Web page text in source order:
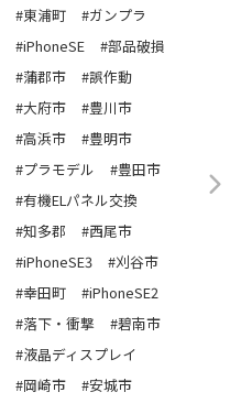
#東浦町
#ガンプラ
#iPhoneSE
#部品破損
#蒲郡市
#誤作動
#大府市
#豊川市
#高浜市
#豊明市
#プラモデル
#豊田市
#有機ELパネル交換
#知多郡
#西尾市
#iPhoneSE3
#刈谷市
#幸田町
#iPhoneSE2
#落下・衝撃
#碧南市
#液晶ディスプレイ
#岡崎市
#安城市